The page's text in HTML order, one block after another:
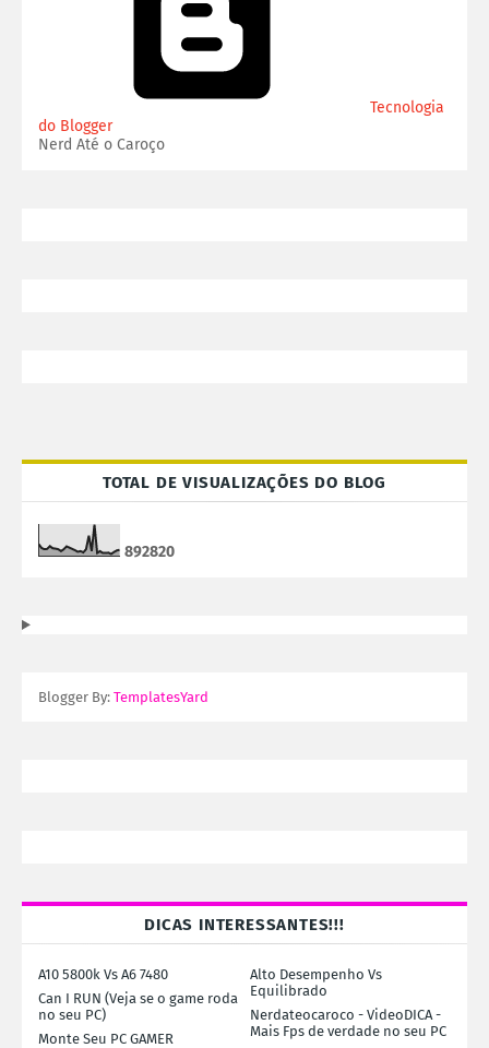
Tecnologia
do Blogger
Nerd Até o Caroço
TOTAL DE VISUALIZAÇÕES DO BLOG
892820
Blogger By: TemplatesYard
DICAS INTERESSANTES!!!
A10 5800k Vs A6 7480
Alto Desempenho Vs
Equilibrado
Can I RUN (Veja se o game roda
no seu PC)
Nerdateocaroco - VideoDICA -
Mais Fps de verdade no seu PC
Monte Seu PC GAMER